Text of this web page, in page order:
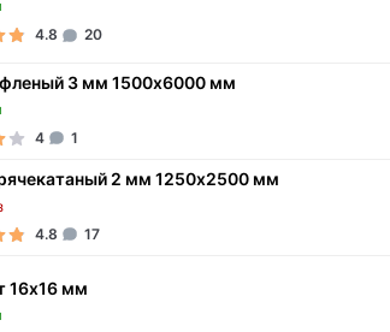
4.8 20
3 мм 1500х6000 мм
4 1
2 мм 1250х2500 мм
4.8
17
16х16 мм